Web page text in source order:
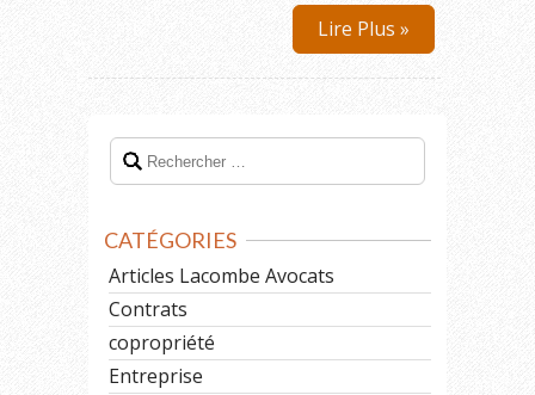
Lire Plus »
CATÉGORIES
Articles Lacombe Avocats
Contrats
copropriété
Entreprise